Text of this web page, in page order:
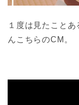
１度は見たこと
んこちらのCM。